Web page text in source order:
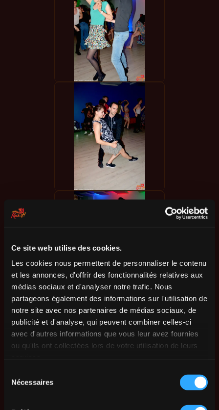
Ce site web utilise des cookies.
Les cookies nous permettent de personnaliser le contenu
et les annonces, d'offrir des fonctionnalités relatives aux
médias sociaux et d'analyser notre trafic. Nous
partageons également des informations sur l'utilisation de
notre site avec nos partenaires de médias sociaux, de
publicité et d'analyse, qui peuvent combiner celles-ci
avec d'autres informations que vous leur avez fournies
ou qu'ils ont collectées lors de votre utilisation de leurs
Nécessaires